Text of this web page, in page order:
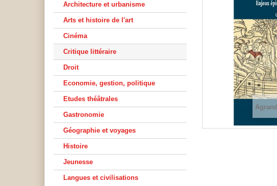
Architecture et urbanisme
Arts et histoire de l'art
Cinéma
Critique littéraire
Droit
Economie, gestion, politique
Etudes théâtrales
Gastronomie
Géographie et voyages
Histoire
Jeunesse
Langues et civilisations